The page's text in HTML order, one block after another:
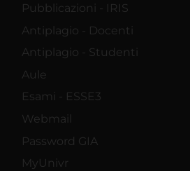
Pubblicazioni - IRIS
Antiplagio - Docenti
Antiplagio - Studenti
Aule
Esami - ESSE3
Webmail
Password GIA
MyUnivr